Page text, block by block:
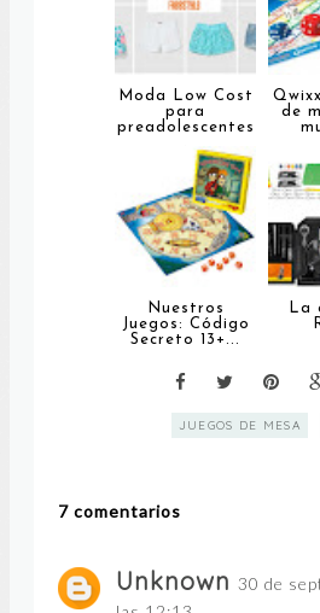
Moda Low Cost
para
preadolescentes
de
Nuestros
Juegos: Código
Secreto 13+...
La
JUEGOS DE MESA
7 comentarios
Unknown 30 de